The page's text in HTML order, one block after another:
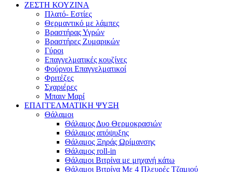
ΖΕΣΤΗ ΚΟΥΖΙΝΑ
Πλατό- Εστίες
Θερμαντικό με λάμπες
Βραστήρας Υγρών
Βραστήρες Ζυμαρικών
Γύροι
Επαγγελματικές κουζίνες
Φούρνοι Επαγγελματικοί
Φριτέζες
Σχαριέρες
Μπαιν Μαρί
ΕΠΑΓΓΕΛΜΑΤΙΚΗ ΨΥΞΗ
Θάλαμοι
Θάλαμος Δυο Θερμοκρασιών
Θάλαμος απόψυξης
Θάλαμος Ξηράς Ωρίμανσης
Θάλαμος roll-in
Θάλαμοι Βιτρίνα με μηχανή κάτω
Θάλαμοι Βιτρίνα Με 4 Πλευρές Τζαμιού